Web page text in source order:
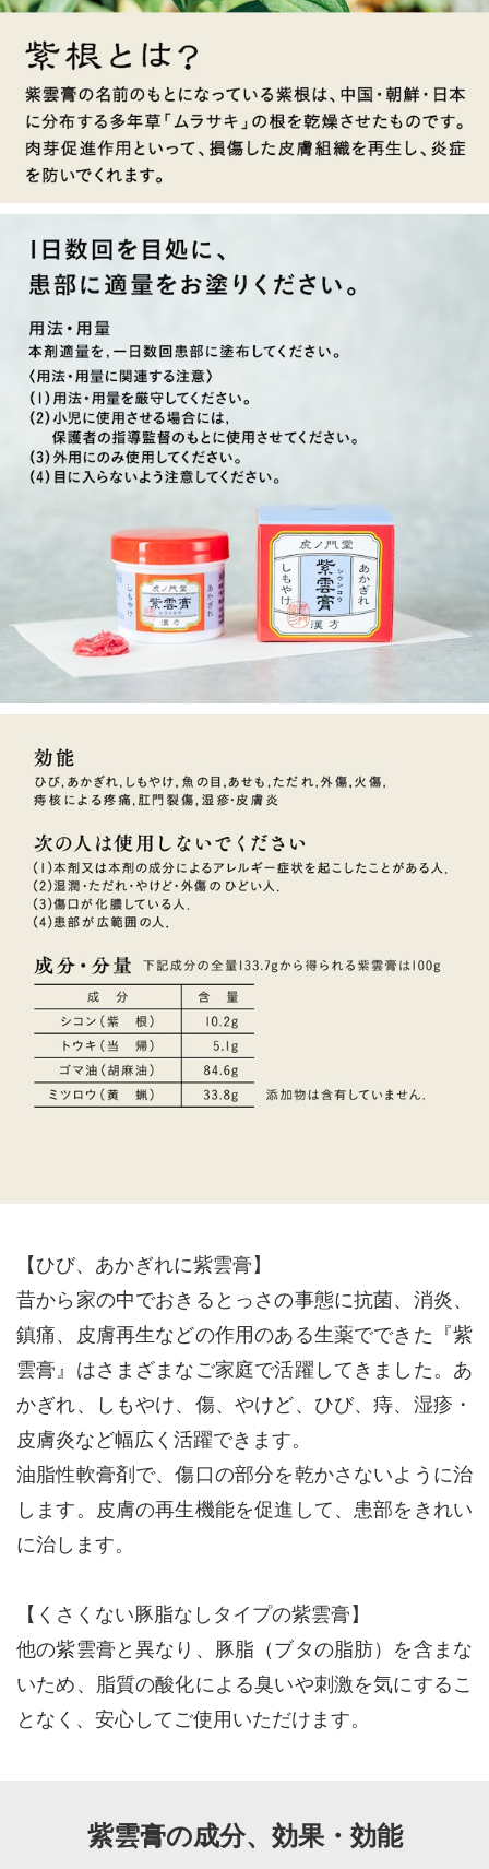
【ひび、あかぎれに紫雲膏】
昔から家の中でおきるとっさの事態に抗菌、消炎、
鎮痛、皮膚再生などの作用のある生薬でできた『紫
雲膏』はさまざまなご家庭で活躍してきました。あ
かぎれ、しもやけ、傷、やけど、ひび、痔、湿疹・
皮膚炎など幅広く活躍できます。
油脂性軟膏剤で、傷口の部分を乾かさないように治
します。皮膚の再生機能を促進して、患部をきれい
に治します。
【くさくない豚脂なしタイプの紫雲膏】
他の紫雲膏と異なり、豚脂（ブタの脂肪）を含まな
いため、脂質の酸化による臭いや刺激を気にするこ
となく、安心してご使用いただけます。
紫雲膏の成分、効果・効能